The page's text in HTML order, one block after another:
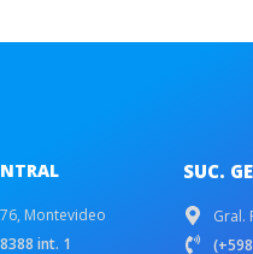
Montevideo
int. 1
SUC.
Gral.